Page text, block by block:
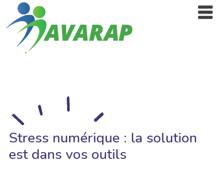
Stress numérique : la solution
est dans vos outils